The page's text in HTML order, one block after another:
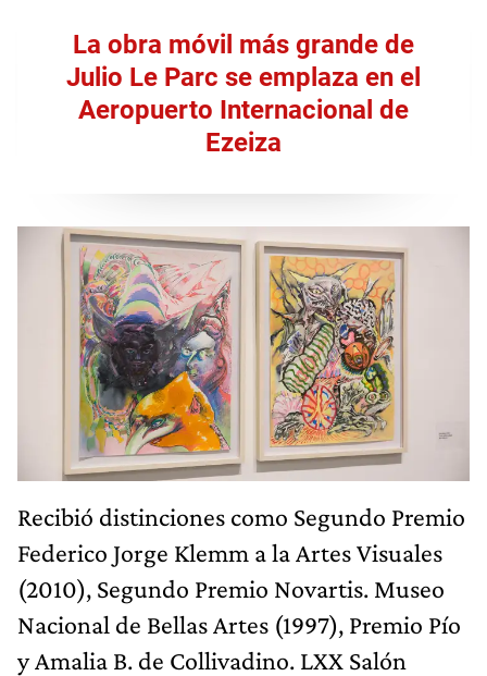
La obra móvil más grande de
Julio Le Parc se emplaza en el
Aeropuerto Internacional de
Ezeiza
Recibió distinciones como Segundo Premio
Federico Jorge Klemm a la Artes Visuales
(2010), Segundo Premio Novartis. Museo
Nacional de Bellas Artes (1997), Premio Pío
y Amalia B. de Collivadino. LXX Salón